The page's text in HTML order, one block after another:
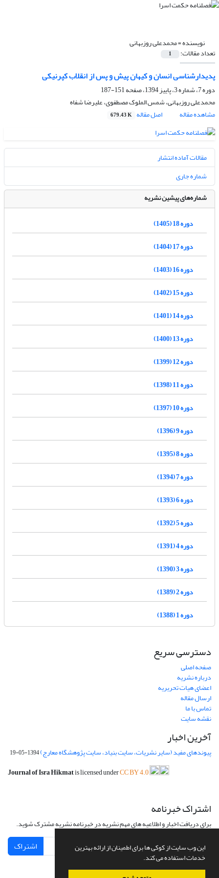
این وب سایت از کوکی ها برای اطمینان از ارائه بهترین
خدمات استفاده می کند.
نویسنده =محمدعلی روزبهانی
تعداد مقالات: 1
پدیدارشناسی انسان و کیهان پیش و پس از انقلاب کپرنیکی
دوره 7، شماره 3، پاییز 1394، صفحه
151-187
محمدعلی روزبهانی، شمس الملوک مصطفوی، علیرضا شفاه
مشاهده مقاله
اصل مقاله 679.43 K
مقالات آماده انتشار
شماره جاری
شماره‌های پیشین نشریه
دوره 18 (1405)
دوره 17 (1404)
دوره 16 (1403)
دوره 15 (1402)
دوره 14 (1401)
دوره 13 (1400)
دوره 12 (1399)
دوره 11 (1398)
دوره 10 (1397)
دوره 9 (1396)
دوره 8 (1395)
دوره 7 (1394)
دوره 6 (1393)
دوره 5 (1392)
دوره 4 (1391)
دوره 3 (1390)
دوره 2 (1389)
دوره 1 (1388)
دسترسی سریع
صفحه اصلی
درباره نشریه
اعضای هیات تحریریه
ارسال مقاله
تماس با ما
نقشه سایت
آخرین اخبار
پیوندهای مفید (سایر نشریات، سایت بنیاد، سایت پژوهشگاه معارج)1394-05-19
Journal of Isra Hikmatis licensed underCC BY 4.0
اشتراک خبرنامه
برای دریافت اخبار و اطلاعیه های مهم نشریه در خبرنامه نشریه مشترک شوید.
اشتراک